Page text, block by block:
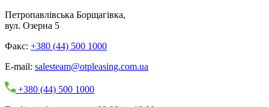
Петропавлівська Борщагівка,
вул. Озерна 5
Факс: +380 (44) 500 1000
E-mail: salesteam@otpleasing.com.ua
+380 (44) 500 1000